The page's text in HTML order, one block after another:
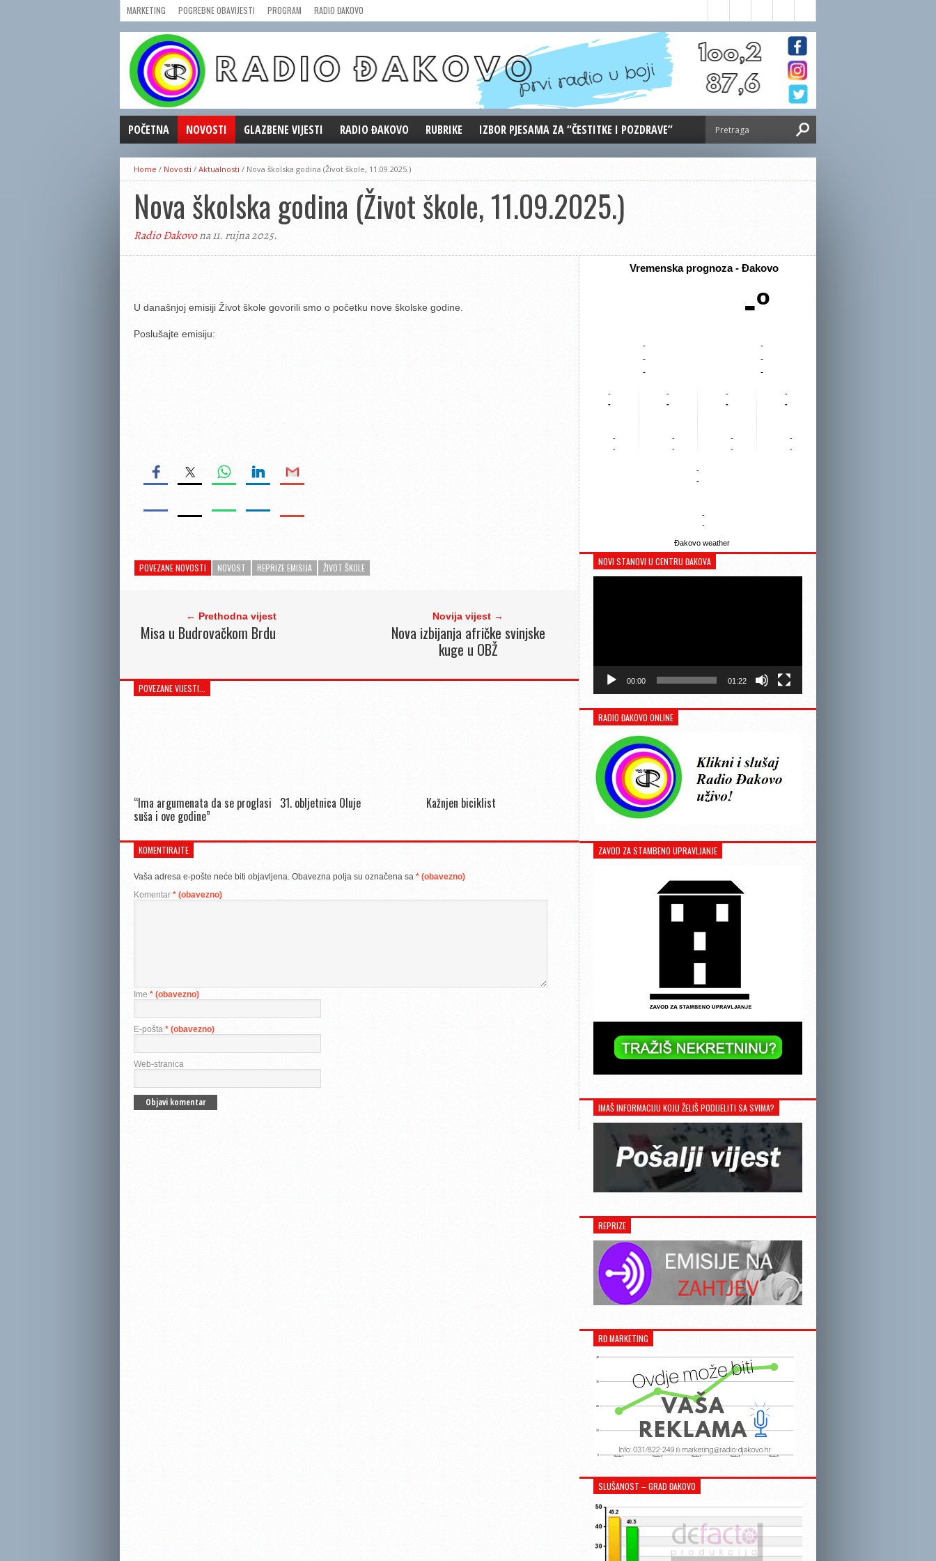
MARKETING POGREBNE OBAVIJESTI PROGRAM RADIO ĐAKOVO
POČETNA NOVOSTI
AKTUALNOSTI
CRNA KRONIKA
POLITIKA
ZANIMLJIVOSTI
GOSPODARSTVO
KULTURA
GLAZBENE VIJESTI RADIO ĐAKOVO
MARKETING
RUBRIKE
REPRIZE EMISIJA
DOBRE VIBRACIJE
ĐAKOVO GRADE
WEB ANKETA
IZBOR PJESAMA ZA “ČESTITKE I POZDRAVE”
Home / Novosti / Aktualnosti / Nova školska godina (Život škole, 11.09.2025.)
Nova školska godina (Život škole, 11.09.2025.)
Radio Đakovona 11. rujna 2025.
U današnjoj emisiji Život škole govorili smo o početku nove školske godine.
Poslušajte emisiju:
POVEZANE NOVOSTI NOVOST REPRIZE EMISIJA ŽIVOT ŠKOLE
← Prethodna vijest
Misa u Budrovačkom Brdu
Novija vijest →
Nova izbijanja afričke svinjske
kuge u OBŽ
POVEZANE VIJESTI...
“Ima argumenata da se proglasi
suša i ove godine”
31. obljetnica Oluje Kažnjen biciklist
KOMENTIRAJTE
Vaša adresa e-pošte neće biti objavljena. Obavezna polja su označena sa * (obavezno)
Komentar * (obavezno)
Ime * (obavezno)
E-pošta * (obavezno)
Web-stranica
Vremenska prognoza - Đakovo
-º
-
-
-
-
-
-
-
-
-
-
-
-
-
-
-
-
-
-
-
-
-
-
-
-
-
-
Đakovo weather
NOVI STANOVI U CENTRU ĐAKOVA
00:00 01:22
RADIO ĐAKOVO ONLINE
ZAVOD ZA STAMBENO UPRAVLJANJE
IMAŠ INFORMACIJU KOJU ŽELIŠ PODIJELITI SA SVIMA?
REPRIZE
RĐ MARKETING
SLUŠANOST – GRAD ĐAKOVO